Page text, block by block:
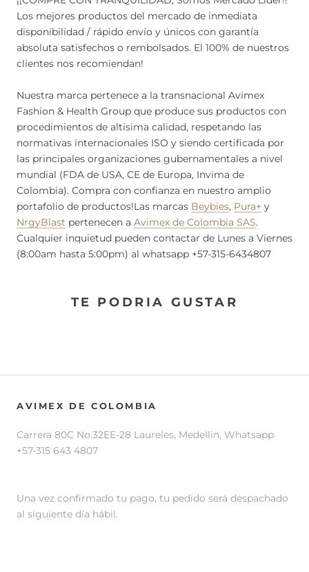
Los mejores productos del mercado de inmediata
disponibilidad / rápido envío y únicos con garantía
absoluta satisfechos o rembolsados. El 100% de nuestros
clientes nos recomiendan!
Nuestra marca pertenece a la transnacional Avimex
Fashion & Health Group que produce sus productos con
procedimientos de altisima calidad, respetando las
normativas internacionales ISO y siendo certificada por
las principales organizaciones gubernamentales a nivel
mundial (FDA de USA, CE de Europa, Invima de
Colombia). Compra con confianza en nuestro amplio
portafolio de productos!Las marcas Beybies, Pura+ y
NrgyBlast pertenecen a Avimex de Colombia SAS.
Cualquier inquietud pueden contactar de Lunes a Viernes
(8:00am hasta 5:00pm) al whatsapp +57-315-6434807
TE PODRIA GUSTAR
AVIMEX DE COLOMBIA
Carrera 80C No.32EE-28 Laureles, Medellin, Whatsapp
+57-315 643 4807
Una vez confirmado tu pago, tu pedido será despachado
al siguiente día hábil.